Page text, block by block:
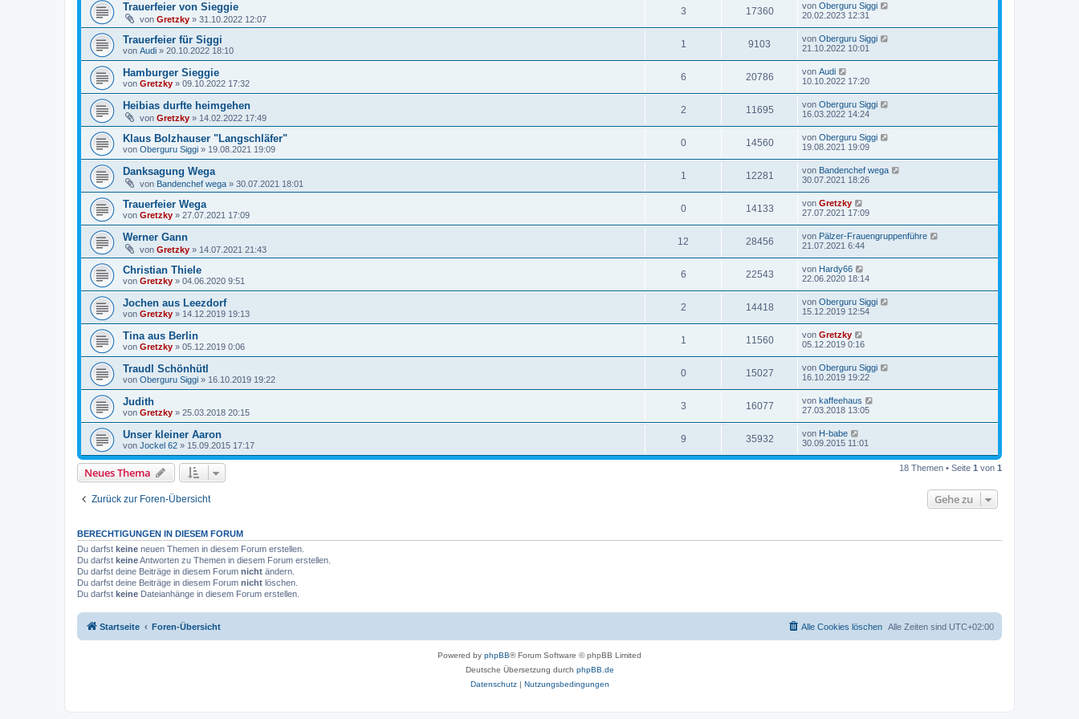
Trauerfeier von Sieggie
von Gretzky » 31.10.2022 12:07
3 17360 von Oberguru Siggi
20.02.2023 12:31
Trauerfeier für Siggi
von Audi » 20.10.2022 18:10
1 9103 von Oberguru Siggi
21.10.2022 10:01
Hamburger Sieggie
von Gretzky » 09.10.2022 17:32
6 20786 von Audi
10.10.2022 17:20
Heibias durfte heimgehen
von Gretzky » 14.02.2022 17:49
2 11695 von Oberguru Siggi
16.03.2022 14:24
Klaus Bolzhauser "Langschläfer"
von Oberguru Siggi » 19.08.2021 19:09
0 14560 von Oberguru Siggi
19.08.2021 19:09
Danksagung Wega
von Bandenchef wega » 30.07.2021 18:01
1 12281 von Bandenchef wega
30.07.2021 18:26
Trauerfeier Wega
von Gretzky » 27.07.2021 17:09
0 14133 von Gretzky
27.07.2021 17:09
Werner Gann
von Gretzky » 14.07.2021 21:43
12 28456 von Pälzer-Frauengruppenführe
21.07.2021 6:44
Christian Thiele
von Gretzky » 04.06.2020 9:51
6 22543 von Hardy66
22.06.2020 18:14
Jochen aus Leezdorf
von Gretzky » 14.12.2019 19:13
2 14418 von Oberguru Siggi
15.12.2019 12:54
Tina aus Berlin
von Gretzky » 05.12.2019 0:06
1 11560 von Gretzky
05.12.2019 0:16
Traudl Schönhütl
von Oberguru Siggi » 16.10.2019 19:22
0 15027 von Oberguru Siggi
16.10.2019 19:22
Judith
von Gretzky » 25.03.2018 20:15
3 16077 von kaffeehaus
27.03.2018 13:05
Unser kleiner Aaron
von Jockel 62 » 15.09.2015 17:17
9 35932 von H-babe
30.09.2015 11:01
Neues Thema 18 Themen • Seite 1 von 1
Zurück zur Foren-Übersicht Gehe zu
BERECHTIGUNGEN IN DIESEM FORUM
Du darfst keine neuen Themen in diesem Forum erstellen.
Du darfst keineAntworten zu Themen in diesem Forum erstellen.
Du darfst deine Beiträge in diesem Forum nicht ändern.
Du darfst deine Beiträge in diesem Forum nicht löschen.
Du darfst keine Dateianhänge in diesem Forum erstellen.
Startseite Foren-Übersicht Alle Zeiten sind UTC+02:00
Alle Cookies löschen
Powered by phpBB® Forum Software © phpBB Limited
Deutsche Übersetzung durch phpBB.de
Datenschutz| Nutzungsbedingungen